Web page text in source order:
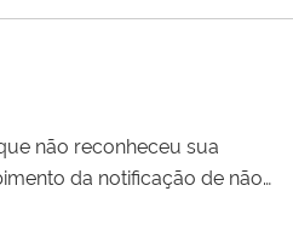
não reconheceu sua